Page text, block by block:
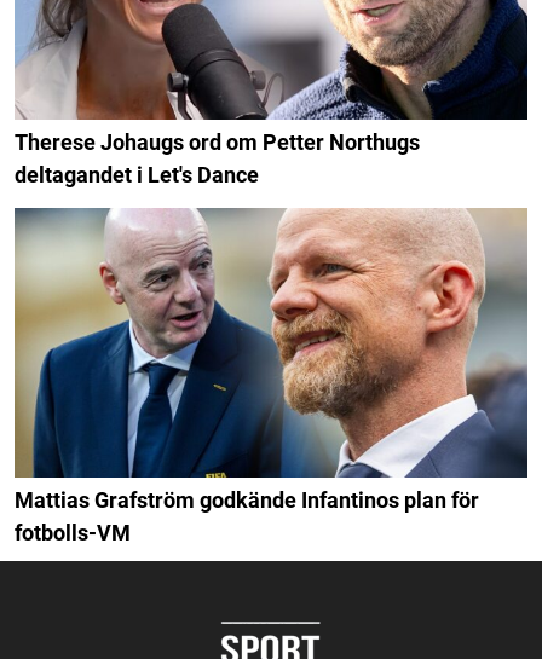
Therese Johaugs ord om Petter Northugs
deltagandet i Let's Dance
Mattias Grafström godkände Infantinos plan för
fotbolls-VM